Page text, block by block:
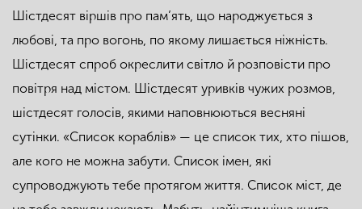
Шістдесят віршів про пам’ять, що народжується з
любові, та про вогонь, по якому лишається ніжність.
Шістдесят спроб окреслити світло й розповісти про
повітря над містом. Шістдесят уривків чужих розмов,
шістдесят голосів, якими наповнюються весняні
сутінки. «Список кораблів» — це список тих, хто пішов,
але кого не можна забути. Список імен, які
супроводжують тебе протягом життя. Список міст, де